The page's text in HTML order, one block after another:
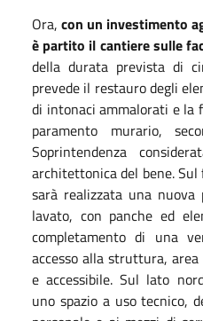
Ora, con un investimento
è partito il cantiere sulle
della durata prevista di
prevede il restauro degli
di intonaci ammalorati e
paramento murario,
Soprintendenza
architettonica del bene.
sarà realizzata una
lavato, con panche ed
completamento di una
accesso alla struttura,
e accessibile. Sul lato
uno spazio a uso tecnico,